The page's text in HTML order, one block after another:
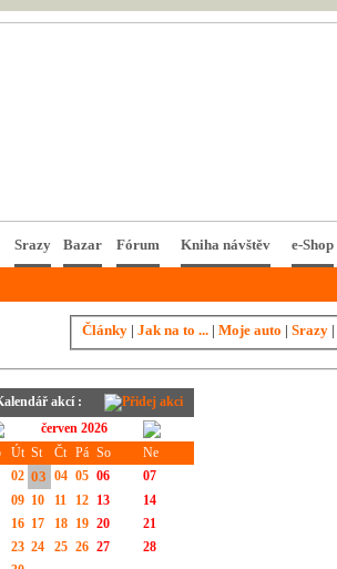
Srazy Bazar Fórum Kniha návštěv e-Shop
Články | Jak na to ... | Moje auto | Srazy |
akcí :
červen 2026
Út St Čt Pá So
Ne
02 03 04 05 06
07
09 10 11 12 13
14
16 17 18 19 20
21
23 24 25 26 27
28